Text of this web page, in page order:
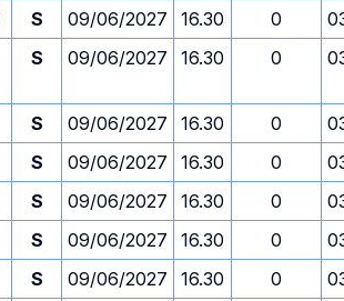
S 09/06/2027 16.30 0
S 09/06/2027 16.30 0
S 09/06/2027 16.30 0
S 09/06/2027 16.30 0
S 09/06/2027 16.30 0
S 09/06/2027 16.30 0
S 09/06/2027 16.30 0